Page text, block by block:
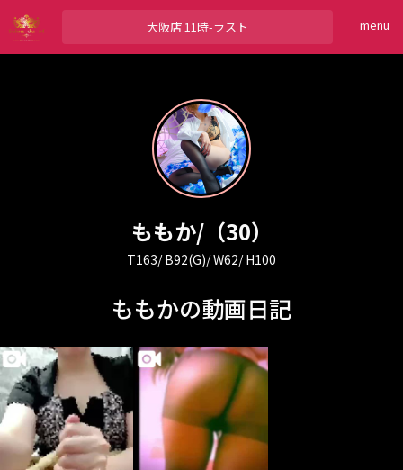
大阪店11時-ラスト menu
ももか/（30）
T163/ B92(G)/ W62/ H100
ももかの動画日記